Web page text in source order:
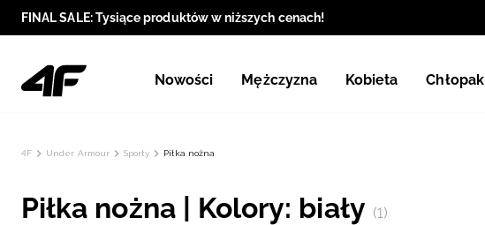
FINAL SALE: Tysiące produktów w niższych cenach!
Nowości Mężczyzna Kobieta Chłopak
4F Under Armour Sporty Piłka nożna
Piłka nożna | Kolory: biały (1)